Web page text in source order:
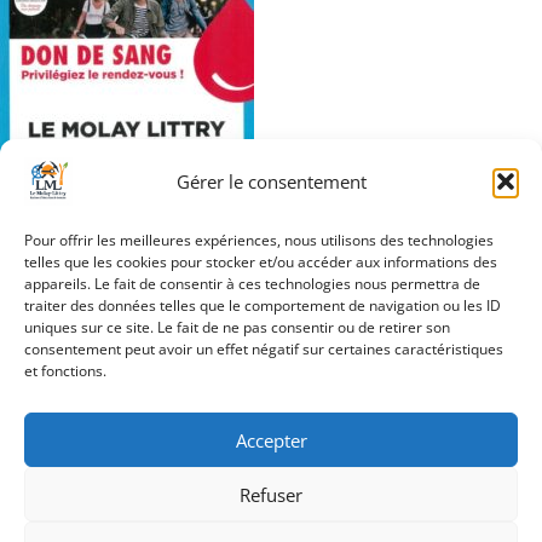
Gérer le consentement
Pour offrir les meilleures expériences, nous utilisons des technologies
telles que les cookies pour stocker et/ou accéder aux informations des
appareils. Le fait de consentir à ces technologies nous permettra de
traiter des données telles que le comportement de navigation ou les ID
uniques sur ce site. Le fait de ne pas consentir ou de retirer son
consentement peut avoir un effet négatif sur certaines caractéristiques
et fonctions.
Accepter
Refuser
Navigation
de
Don du sang
Création Androme Informatique